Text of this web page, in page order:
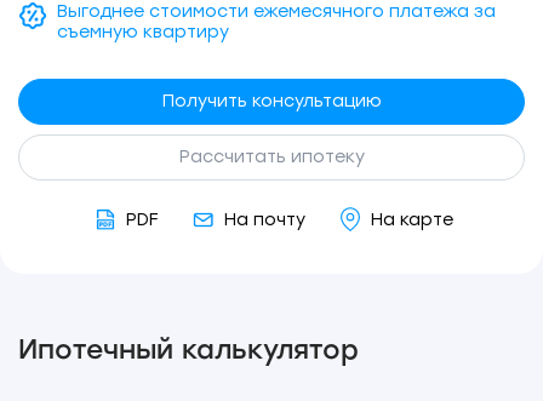
Выгоднее стоимости ежемесячного платежа за
съемную квартиру
Получить консультацию
Рассчитать ипотеку
PDF На почту На карте
Ипотечный калькулятор